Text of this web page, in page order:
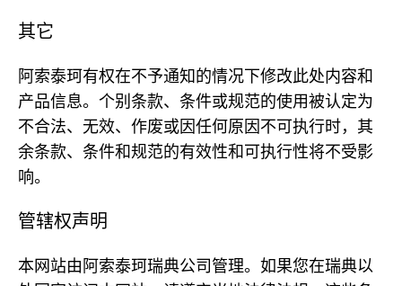
其它
阿索泰珂有权在不予通知的情况下修改此处内容和
产品信息。个别条款、条件或规范的使用被认定为
不合法、无效、作废或因任何原因不可执行时，其
余条款、条件和规范的有效性和可执行性将不受影
响。
管辖权声明
本网站由阿索泰珂瑞典公司管理。如果您在瑞典以